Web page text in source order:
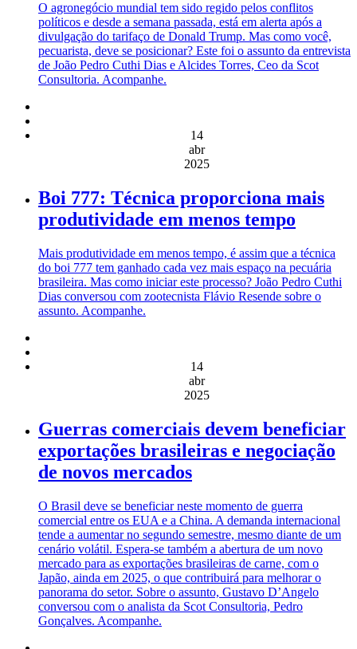
O agronegócio mundial tem sido regido pelos conflitos
políticos e desde a semana passada, está em alerta após a
divulgação do tarifaço de Donald Trump. Mas como você,
pecuarista, deve se posicionar? Este foi o assunto da entrevista
de João Pedro Cuthi Dias e Alcides Torres, Ceo da Scot
Consultoria. Acompanhe.
14
abr
2025
Boi 777: Técnica proporciona mais
produtividade em menos tempo
Mais produtividade em menos tempo, é assim que a técnica
do boi 777 tem ganhado cada vez mais espaço na pecuária
brasileira. Mas como iniciar este processo? João Pedro Cuthi
Dias conversou com zootecnista Flávio Resende sobre o
assunto. Acompanhe.
14
abr
2025
Guerras comerciais devem beneficiar
exportações brasileiras e negociação
de novos mercados
O Brasil deve se beneficiar neste momento de guerra
comercial entre os EUA e a China. A demanda internacional
tende a aumentar no segundo semestre, mesmo diante de um
cenário volátil. Espera-se também a abertura de um novo
mercado para as exportações brasileiras de carne, com o
Japão, ainda em 2025, o que contribuirá para melhorar o
panorama do setor. Sobre o assunto, Gustavo D’Angelo
conversou com o analista da Scot Consultoria, Pedro
Gonçalves. Acompanhe.